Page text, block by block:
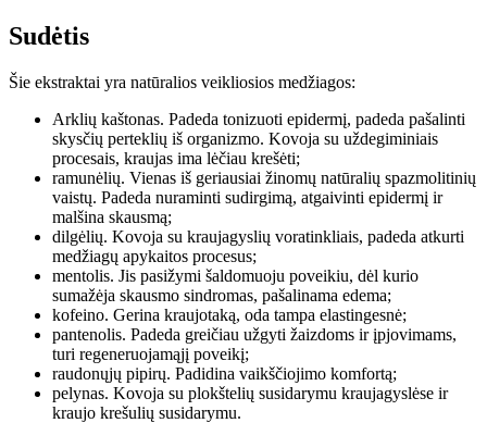
Sudėtis
Šie ekstraktai yra natūralios veikliosios medžiagos:
Arklių kaštonas. Padeda tonizuoti epidermį, padeda pašalinti
skysčių perteklių iš organizmo. Kovoja su uždegiminiais
procesais, kraujas ima lėčiau krešėti;
ramunėlių. Vienas iš geriausiai žinomų natūralių spazmolitinių
vaistų. Padeda nuraminti sudirgimą, atgaivinti epidermį ir
malšina skausmą;
dilgėlių. Kovoja su kraujagyslių voratinkliais, padeda atkurti
medžiagų apykaitos procesus;
mentolis. Jis pasižymi šaldomuoju poveikiu, dėl kurio
sumažėja skausmo sindromas, pašalinama edema;
kofeino. Gerina kraujotaką, oda tampa elastingesnė;
pantenolis. Padeda greičiau užgyti žaizdoms ir įpjovimams,
turi regeneruojamąjį poveikį;
raudonųjų pipirų. Padidina vaikščiojimo komfortą;
pelynas. Kovoja su plokštelių susidarymu kraujagyslėse ir
kraujo krešulių susidarymu.